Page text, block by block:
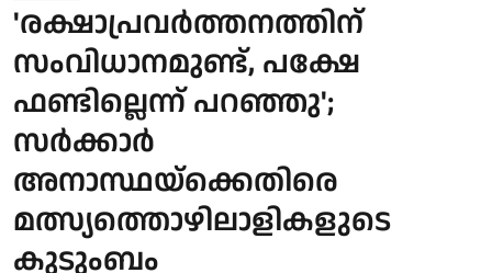
'രക്ഷാപ്രവർത്തനത്തിന്
സംവിധാനമുണ്ട്, പക്ഷേ
ഫണ്ടില്ലെന്ന് പറഞ്ഞു';
സർക്കാർ
അനാസ്ഥയ്ക്കെതിരെ
മത്സ്യത്തൊഴിലാളികളുടെ
കുടുംബം